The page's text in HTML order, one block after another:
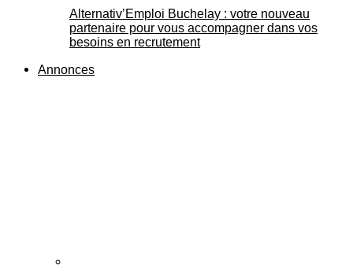
Alternativ’Emploi Buchelay : votre nouveau
partenaire pour vous accompagner dans vos
besoins en recrutement
Annonces